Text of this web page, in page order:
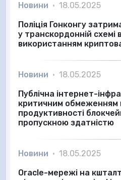
Новини • 18.05.2025
Поліція Гонконгу
у транскордонній схемі
використанням
Новини • 18.05.2025
Публічна інтернет-
критичним обмеженням
продуктивності
пропускною здатністю
Новини • 18.05.2025
Oracle-мережі на